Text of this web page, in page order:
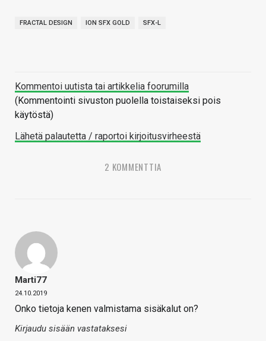
FRACTAL DESIGN ION SFX GOLD SFX-L
Kommentoi uutista tai artikkelia foorumilla
(Kommentointi sivuston puolella toistaiseksi pois
käytöstä)
Lähetä palautetta / raportoi kirjoitusvirheestä
2 KOMMENTTIA
Marti77
24.10.2019
Onko tietoja kenen valmistama sisäkalut on?
Kirjaudu sisään vastataksesi